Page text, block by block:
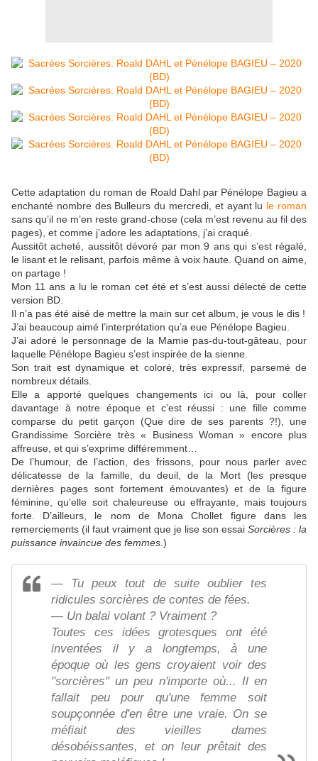
Cette adaptation du roman de Roald Dahl par Pénélope Bagieu a
enchanté nombre des Bulleurs du mercredi, et ayant lu le roman
sans qu’il ne m’en reste grand-chose (cela m’est revenu au fil des
pages), et comme j’adore les adaptations, j’ai craqué.
Aussitôt acheté, aussitôt dévoré par mon 9 ans qui s’est régalé,
le lisant et le relisant, parfois même à voix haute. Quand on aime,
on partage !
Mon 11 ans a lu le roman cet été et s’est aussi délecté de cette
version BD.
Il n’a pas été aisé de mettre la main sur cet album, je vous le dis !
J’ai beaucoup aimé l’interprétation qu’a eue Pénélope Bagieu.
J’ai adoré le personnage de la Mamie pas-du-tout-gâteau, pour
laquelle Pénélope Bagieu s’est inspirée de la sienne.
Son trait est dynamique et coloré, très expressif, parsemé de
nombreux détails.
Elle a apporté quelques changements ici ou là, pour coller
davantage à notre époque et c’est réussi : une fille comme
comparse du petit garçon (Que dire de ses parents ?!), une
Grandissime Sorcière très « Business Woman » encore plus
affreuse, et qui s’exprime différemment…
De l’humour, de l’action, des frissons, pour nous parler avec
délicatesse de la famille, du deuil, de la Mort (les presque
dernières pages sont fortement émouvantes) et de la figure
féminine, qu’elle soit chaleureuse ou effrayante, mais toujours
forte. D’ailleurs, le nom de Mona Chollet figure dans les
remerciements (il faut vraiment que je lise son essai Sorcières : la
puissance invaincue des femmes .)
— Tu peux tout de suite oublier tes
ridicules sorcières de contes de fées.
— Un balai volant ? Vraiment ?
Toutes ces idées grotesques ont été
inventées il y a longtemps, à une
époque où les gens croyaient voir des
"sorcières" un peu n'importe où... Il en
fallait peu pour qu'une femme soit
soupçonnée d'en être une vraie. On se
méfiait des vieilles dames
désobéissantes, et on leur prêtait des